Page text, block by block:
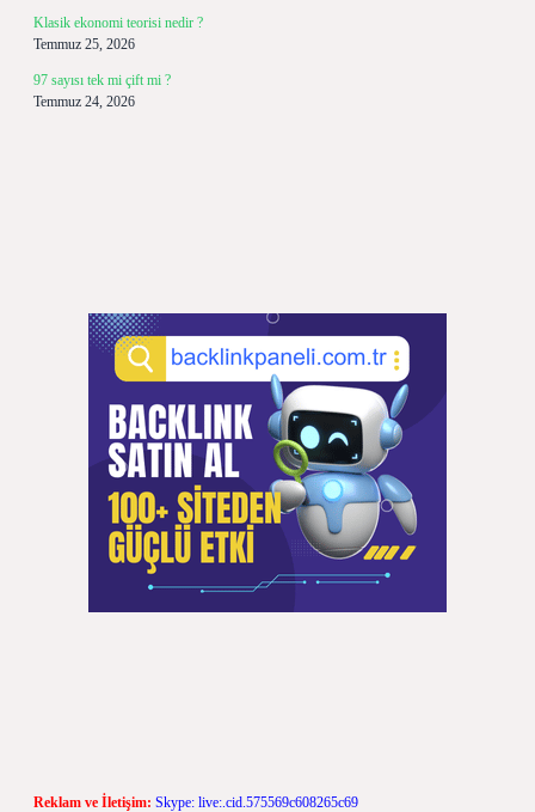
Klasik ekonomi teorisi nedir ?
Temmuz 25, 2026
97 sayısı tek mi çift mi ?
Temmuz 24, 2026
Reklam ve İletişim: Skype: live:.cid.575569c608265c69